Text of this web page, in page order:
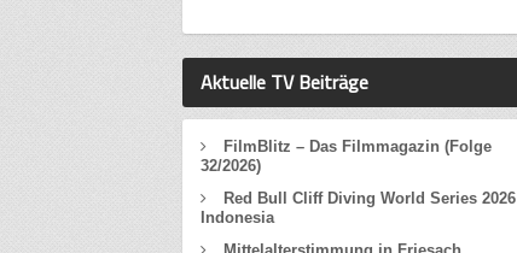
Aktuelle TV Beiträge
FilmBlitz – Das Filmmagazin (Folge
32/2026)
Red Bull Cliff Diving World Series 2026
Indonesia